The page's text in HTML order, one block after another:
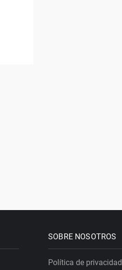
SOBRE NOSOTROS
Política de privacidad